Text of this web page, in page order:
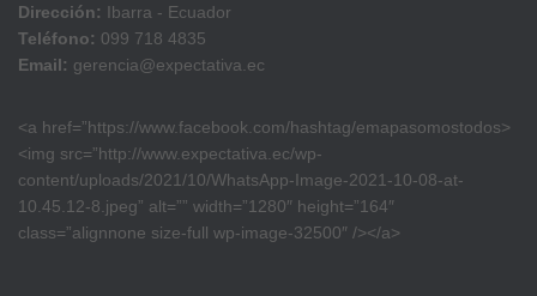
Dirección: Ibarra - Ecuador
Teléfono: 099 718 4835
Email: gerencia@expectativa.ec
<a href=”https://www.facebook.com/hashtag/emapasomostodos>
<img src=”http://www.expectativa.ec/wp-
content/uploads/2021/10/WhatsApp-Image-2021-10-08-at-
10.45.12-8.jpeg” alt=”” width=”1280″ height=”164″
class=”alignnone size-full wp-image-32500″ /></a>